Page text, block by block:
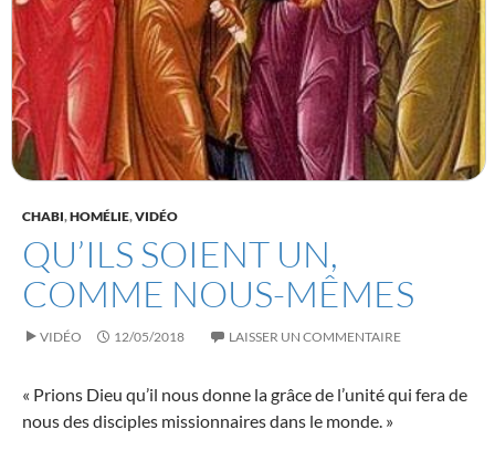
CHABI,HOMÉLIE,VIDÉO
QU’ILS SOIENT UN,
COMME NOUS-MÊMES
VIDÉO 12/05/2018 LAISSER UN COMMENTAIRE
« Prions Dieu qu’il nous donne la grâce de l’unité qui fera de
nous des disciples missionnaires dans le monde. »